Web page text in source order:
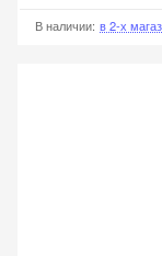
В наличии: в 2-х